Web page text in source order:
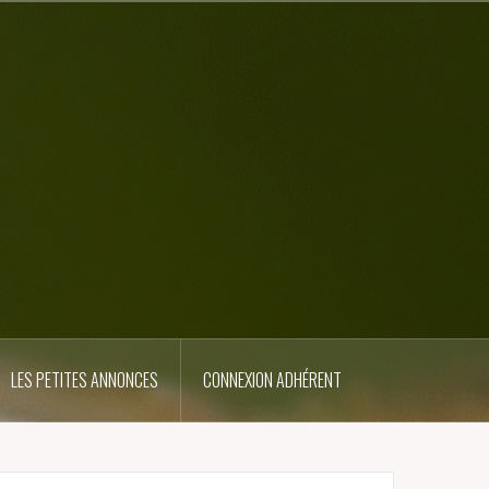
LES PETITES ANNONCES CONNEXION ADHÉRENT